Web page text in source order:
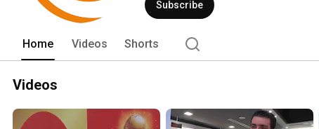
Subscribe
Home Videos Shorts
Videos